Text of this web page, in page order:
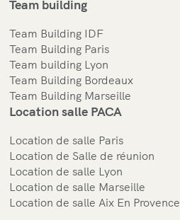
Team building
Team Building IDF
Team Building Paris
Team building Lyon
Team Building Bordeaux
Team Building Marseille
Location salle PACA
Location de salle Paris
Location de Salle de réunion
Location de salle Lyon
Location de salle Marseille
Location de salle Aix En Provence